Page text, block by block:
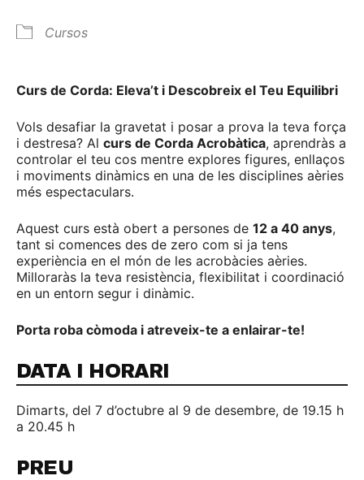
Cursos
Curs de Corda: Eleva’t i Descobreix el Teu Equilibri
Vols desafiar la gravetat i posar a prova la teva força
i destresa? Al curs de Corda Acrobàtica, aprendràs a
controlar el teu cos mentre explores figures, enllaços
i moviments dinàmics en una de les disciplines aèries
més espectaculars.
Aquest curs està obert a persones de 12 a 40 anys,
tant si comences des de zero com si ja tens
experiència en el món de les acrobàcies aèries.
Milloraràs la teva resistència, flexibilitat i coordinació
en un entorn segur i dinàmic.
Porta roba còmoda i atreveix-te a enlairar-te!
DATA I HORARI
Dimarts, del 7 d’octubre al 9 de desembre, de 19.15 h
a 20.45 h
PREU